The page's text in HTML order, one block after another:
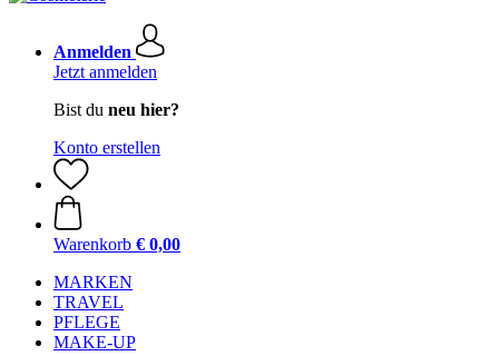
Anmelden
Jetzt anmelden
Bist du neu hier?
Konto erstellen
Warenkorb € 0,00
MARKEN
TRAVEL
PFLEGE
MAKE-UP